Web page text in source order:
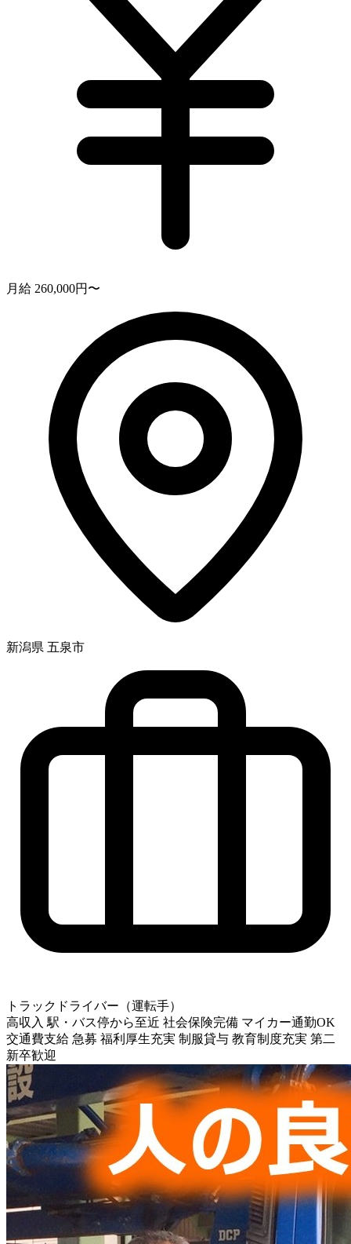
月給 260,000円〜
新潟県 五泉市
トラックドライバー（運転手）
高収入 駅・バス停から至近 社会保険完備 マイカー通勤OK
交通費支給 急募 福利厚生充実 制服貸与 教育制度充実 第二
新卒歓迎